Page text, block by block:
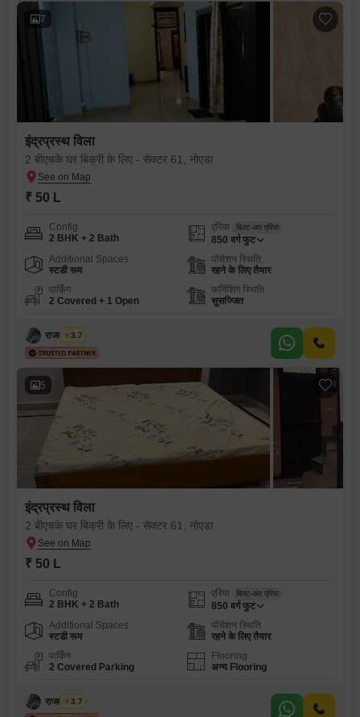
7
इंद्रप्रस्थ विला
2 बीएचके घर बिक्री के लिए - सेक्टर 61, नोएडा
₹ 50 L
Config
2 BHK + 2 Bath
एरिया बिल्ट-अप एरिया
850 वर्ग फुट
Additional Spaces
स्टडी रूम
पॉसेशन स्थिति
रहने के लिए तैयार
पार्किंग
2 Covered + 1 Open
फर्निशिंग स्थिति
सुसज्जित
राजवीर सिंघ
3.7
5
इंद्रप्रस्थ विला
2 बीएचके घर बिक्री के लिए - सेक्टर 61, नोएडा
₹ 50 L
Config
2 BHK + 2 Bath
एरिया बिल्ट-अप एरिया
850 वर्ग फुट
Additional Spaces
स्टडी रूम
पॉसेशन स्थिति
रहने के लिए तैयार
पार्किंग
2 Covered Parking
Flooring
अन्य Flooring
राजवीर सिंघ
3.7